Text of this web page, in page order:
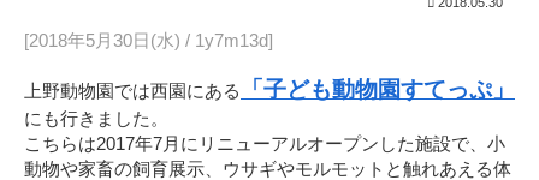
[2018年5月30日(水) / 1y7m13d]
上野動物園では西園にある 「子ども動物園すてっぷ」
にも行きました。
こちらは2017年7月にリニューアルオープンした施設で、小
動物や家畜の飼育展示、ウサギやモルモットと触れあえる体